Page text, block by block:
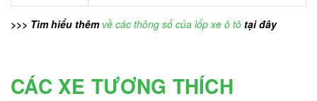
>>> Tìm hiểu thêm về các thông số của lốp xe ô tô tại đây
CÁC XE TƯƠNG THÍCH